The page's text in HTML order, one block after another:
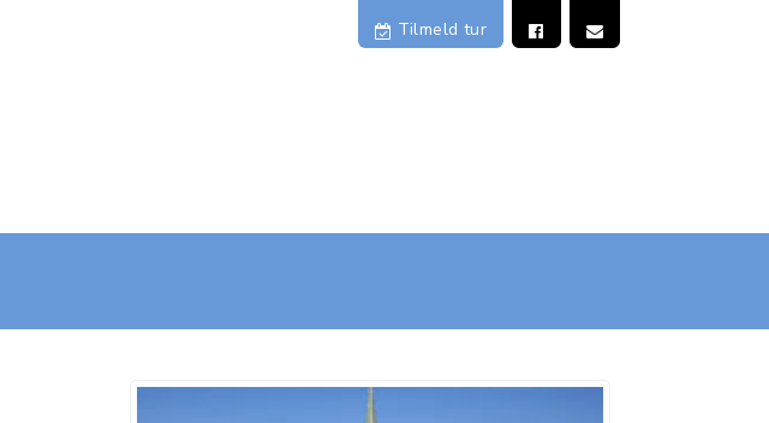
Tilmeld tur